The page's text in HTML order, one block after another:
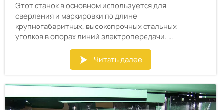
Этот станок в основном используется для
сверления и маркировки по длине
крупногабаритных, высокопрочных стальных
уголков в опорах линий электропередачи.
Все отверстия в стальных уголках можно
просверлить на этой производственной линии,
качество и точность позиционирования отверстий
автоматизации высоки.
 Читать далее